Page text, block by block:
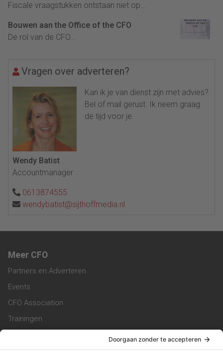
Fiscale vraagstukken ontstaan niet op...
Bouwen aan the Office of the CFO
De rol van de CFO...
Vragen over adverteren?
Kan ik je van dienst zijn met advies?
Bel of mail gerust. Ik neem graag
de tijd voor je.
Wendy Batist
Accountmanager
0613874555
wendybatist@sijthoffmedia.nl
Meer CFO
Partners en Adverteren
Events
CFO Association
Trainingen
Vacatures